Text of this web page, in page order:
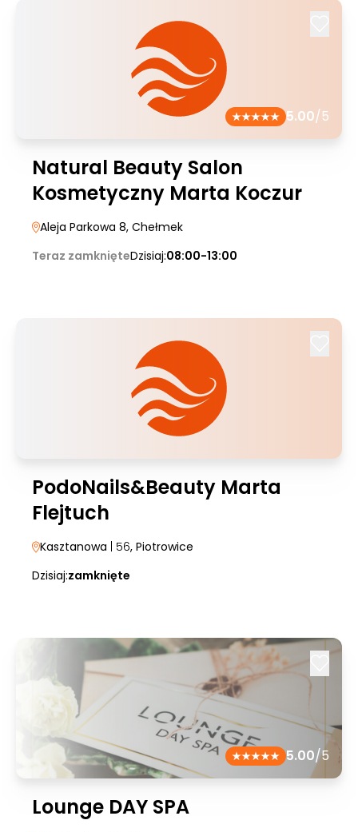
5.00/5
Natural Beauty Salon
Kosmetyczny Marta Koczur
Aleja Parkowa 8, Chełmek
Teraz zamknięteDzisiaj:08:00-13:00
PodoNails&Beauty Marta
Flejtuch
Kasztanowa | 56, Piotrowice
Dzisiaj:zamknięte
5.00/5
Lounge DAY SPA